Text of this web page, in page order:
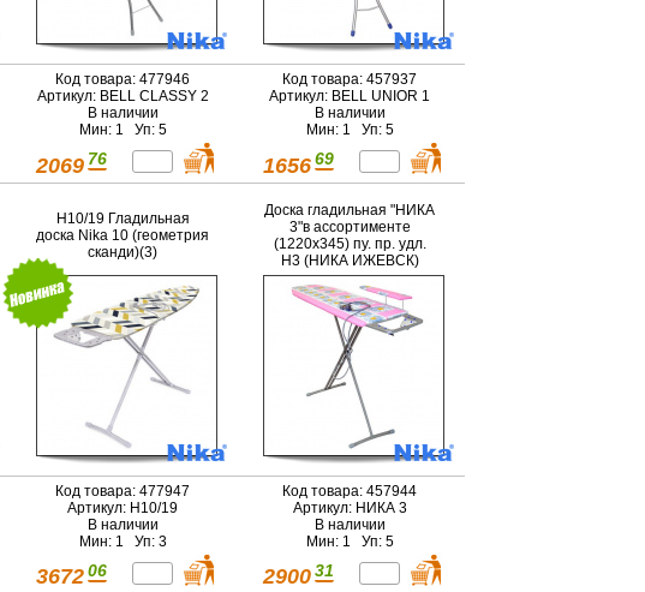
Код товара: 477946
Артикул: BELL CLASSY 2
В наличии
Мин: 1 Уп: 5
2069 76
Код товара: 457937
Артикул: BELL UNIOR 1
В наличии
Мин: 1 Уп: 5
1656 69
Н10/19 Гладильная
доска Nika 10 (геометрия
сканди)(3)
Код товара: 477947
Артикул: Н10/19
В наличии
Мин: 1 Уп: 3
3672 06
Доска гладильная "НИКА
3"в ассортименте
(1220х345) пу. пр. удл.
Н3 (НИКА ИЖЕВСК)
Код товара: 457944
Артикул: НИКА 3
В наличии
Мин: 1 Уп: 5
2900 31